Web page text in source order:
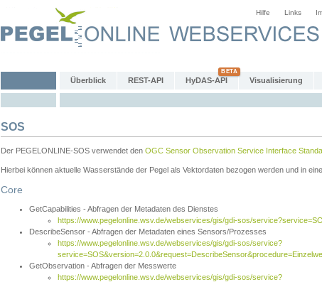
Hilfe Links
Überblick REST-API HyDAS-API Visualisierung
SOS
Der PEGELONLINE-SOS verwendet den OGC Sensor Observation Service Interface
Hierbei können aktuelle Wasserstände der Pegel als Vektordaten bezogen werden und in
Core
GetCapabilities - Abfragen der Metadaten des Dienstes
https://www.pegelonline.wsv.de/webservices/gis/gdi-sos/
DescribeSensor - Abfragen der Metadaten eines Sensors/Prozesses
https://www.pegelonline.wsv.de/webservices/gis/gdi-sos/service?
GetObservation - Abfragen der Messwerte
https://www.pegelonline.wsv.de/webservices/gis/gdi-sos/service?